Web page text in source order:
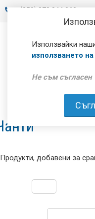
Използвайки
използването
Не съм съгласен
+(359) 878 844 060
Продукти, добавени за